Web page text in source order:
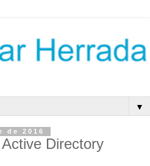
▼
de 2016
Directory